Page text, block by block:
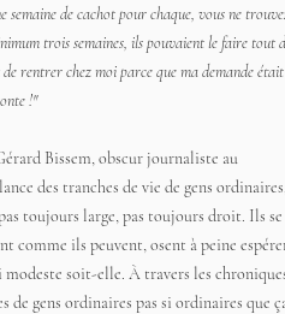
semaine de cachot pour chaque, vous ne
trois semaines, ils pouvaient le faire tout
rentrer chez moi parce que ma demande était
!"
Bissem, obscur journaliste au
des tranches de vie de gens
toujours large, pas toujours droit. Ils se
comme ils peuvent, osent à peine
modeste soit-elle. À travers les
de gens ordinaires pas si ordinaires que